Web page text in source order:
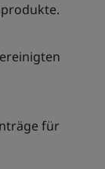
für